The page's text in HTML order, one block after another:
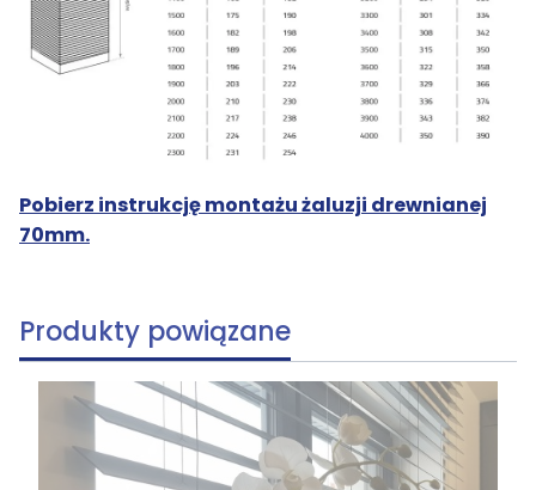
Pobierz instrukcję montażu żaluzji drewnianej
70mm.
Produkty powiązane